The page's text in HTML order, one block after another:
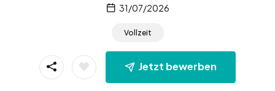
31/07/2026
Vollzeit
Jetzt bewerben